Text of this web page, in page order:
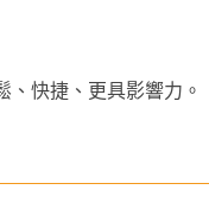
快捷、更具影響力。